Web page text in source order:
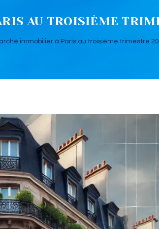
AU TROISIÈME
immobilier à Paris au troisième trimestre